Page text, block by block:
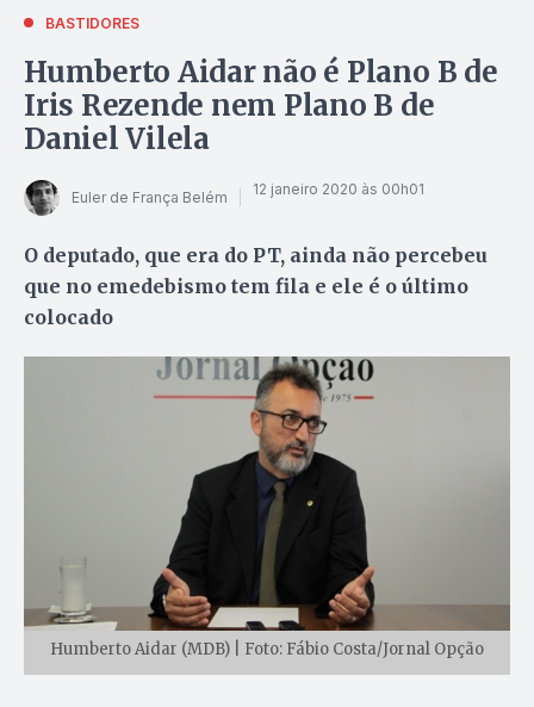
BASTIDORES
Humberto Aidar não é Plano B de
Iris Rezende nem Plano B de
Daniel Vilela
Euler de França Belém 12 janeiro 2020 às 00h01
O deputado, que era do PT, ainda não percebeu
que no emedebismo tem fila e ele é o último
colocado
Humberto Aidar (MDB) | Foto: Fábio Costa/Jornal Opção